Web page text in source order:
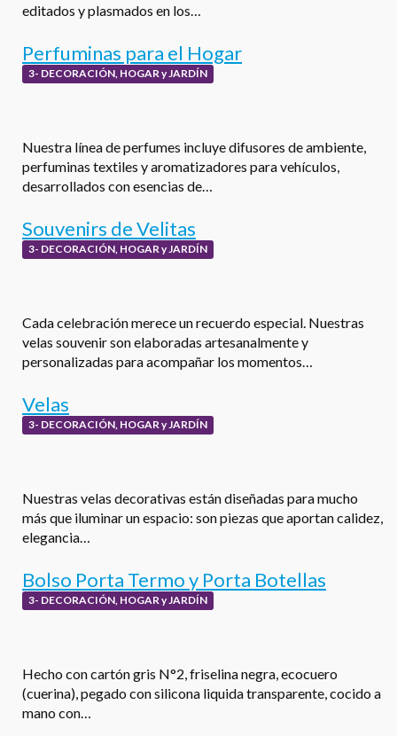
editados y plasmados en los…
Perfuminas para el Hogar
3- DECORACIÓN, HOGAR y JARDÍN
Nuestra línea de perfumes incluye difusores de ambiente,
perfuminas textiles y aromatizadores para vehículos,
desarrollados con esencias de…
Souvenirs de Velitas
3- DECORACIÓN, HOGAR y JARDÍN
Cada celebración merece un recuerdo especial. Nuestras
velas souvenir son elaboradas artesanalmente y
personalizadas para acompañar los momentos…
Velas
3- DECORACIÓN, HOGAR y JARDÍN
Nuestras velas decorativas están diseñadas para mucho
más que iluminar un espacio: son piezas que aportan calidez,
elegancia…
Bolso Porta Termo y Porta Botellas
3- DECORACIÓN, HOGAR y JARDÍN
Hecho con cartón gris N°2, friselina negra, ecocuero
(cuerina), pegado con silicona liquida transparente, cocido a
mano con…